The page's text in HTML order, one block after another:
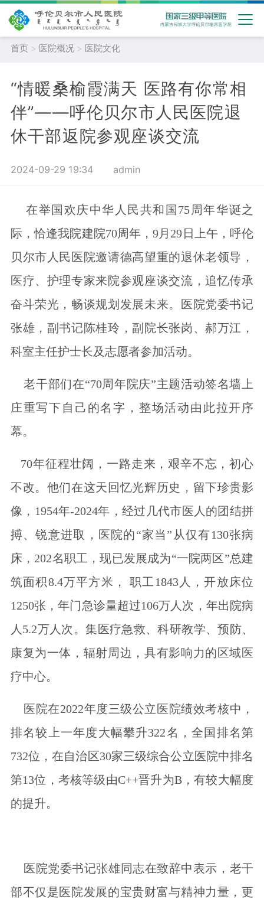
首页 > 医院概况> 医院文化
“情暖桑榆霞满天 医路有你常相
伴”——呼伦贝尔市人民医院退
休干部返院参观座谈交流
2024-09-29 19:34 admin
在举国欢庆中华人民共和国75周年华诞之
际，恰逢我院建院70周年，9月29日上午，呼伦
贝尔市人民医院邀请德高望重的退休老领导，
医疗、护理专家来院参观座谈交流，追忆传承
奋斗荣光，畅谈规划发展未来。医院党委书记
张雄，副书记陈桂玲，副院长张岗、郝万江，
科室主任护士长及志愿者参加活动。
老干部们在“70周年院庆”主题活动签名墙上
庄重写下自己的名字，整场活动由此拉开序
幕。
70年征程壮阔，一路走来，艰辛不忘，初心
不改。他们在这天回忆光辉历史，留下珍贵影
像，1954年-2024年，经过几代市医人的团结拼
搏、锐意进取，医院的“家当”从仅有130张病
床，202名职工，现已发展成为“一院两区”总建
筑面积8.4万平方米， 职工1843人，开放床位
1250张，年门急诊量超过106万人次，年出院病
人5.2万人次。集医疗急救、科研教学、预防、
康复为一体，辐射周边，具有影响力的区域医
疗中心。
医院在2022年度三级公立医院绩效考核中，
排名较上一年度大幅攀升322名，全国排名第
732位，在自治区30家三级综合公立医院中排名
第13位，考核等级由C++晋升为B，有较大幅度
的提升。
医院党委书记张雄同志在致辞中表示，老干
部不仅是医院发展的宝贵财富与精神力量，更